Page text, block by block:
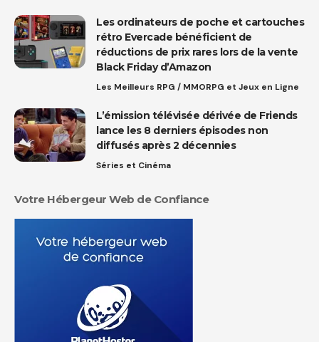
Les ordinateurs de poche et cartouches
rétro Evercade bénéficient de
réductions de prix rares lors de la vente
Black Friday d’Amazon
Les Meilleurs RPG / MMORPG et Jeux en Ligne
L’émission télévisée dérivée de Friends
lance les 8 derniers épisodes non
diffusés après 2 décennies
Séries et Cinéma
Votre Hébergeur Web de Confiance